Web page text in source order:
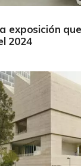
exposición
2024